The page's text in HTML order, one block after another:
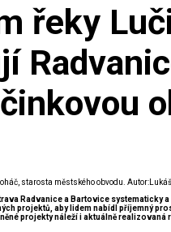
řeky
starosta městského obvodu.
Radvanice a Bartovice systematicky
projektů, aby lidem nabídl příjemný
projekty náleží i aktuálně realizovaná